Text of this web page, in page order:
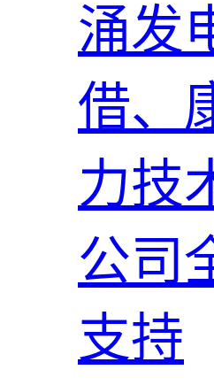
涌发
借、
力技
公司
支持